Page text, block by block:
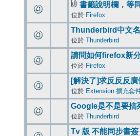
書籤說明欄，等
位於 Firefox
Thunderbird中文
位於 Thunderbird
請問如何firefox新
位於 Firefox
[解決了]求反反反廣
位於 Extension 擴充套
Google是不是要搞
位於 Thunderbird
Tv 版 不能同步書簽